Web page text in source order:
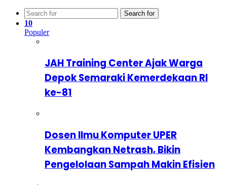
Search for
10
Populer
JAH Training Center Ajak Warga
Depok Semaraki Kemerdekaan RI
ke-81
Dosen Ilmu Komputer UPER
Kembangkan Netrash, Bikin
Pengelolaan Sampah Makin Efisien